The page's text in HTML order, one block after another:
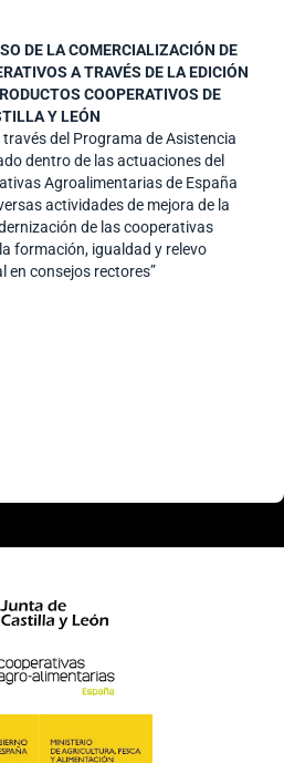
DE LA COMERCIALIZACIÓN DE
A TRAVÉS DE LA EDICIÓN
COOPERATIVOS DE
Y LEÓN
del Programa de Asistencia
dentro de las actuaciones del
Agroalimentarias de España
actividades de mejora de la
de las cooperativas
formación, igualdad y relevo
en consejos rectores”